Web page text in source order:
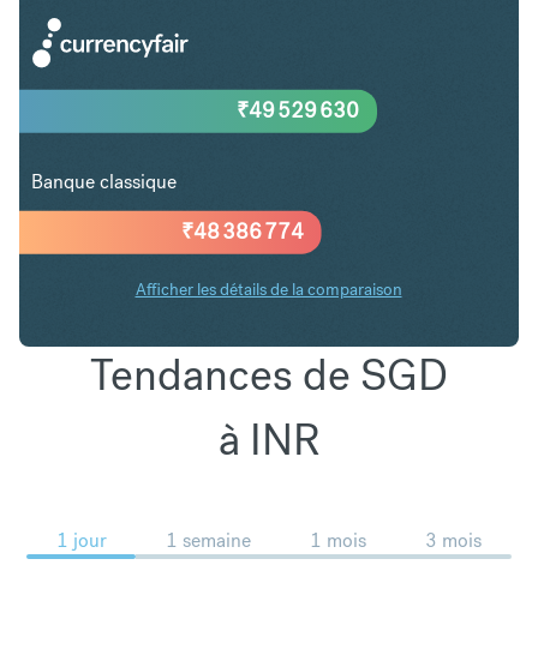
₹48 386 774
₹49 529 630
Banque classique
Afficher les détails de la comparaison
Tendances de SGD
à INR
1 jour 1 semaine 1 mois 3 mois